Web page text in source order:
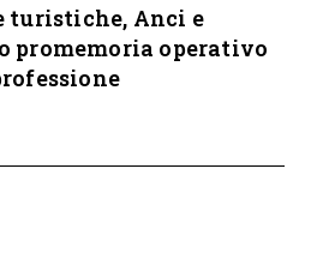
turistiche, Anci e
promemoria operativo